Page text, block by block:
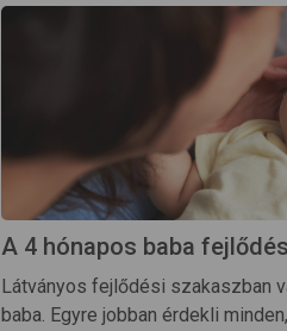
A 4 hónapos baba
Látványos fejlődési szakaszban
baba. Egyre jobban érdekli